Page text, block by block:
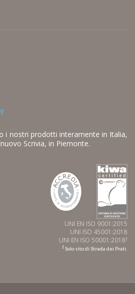
i nostri prodotti interamente in Italia,
Scrivia, in Piemonte.
UNI EN ISO 9001:2015
UNI ISO 45001:2018
UNI EN ISO 50001:20181
1 Solo sito di Strada dei Prati.